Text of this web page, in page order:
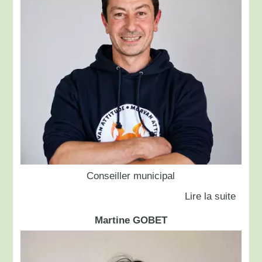
Conseiller municipal
Martine GOBET